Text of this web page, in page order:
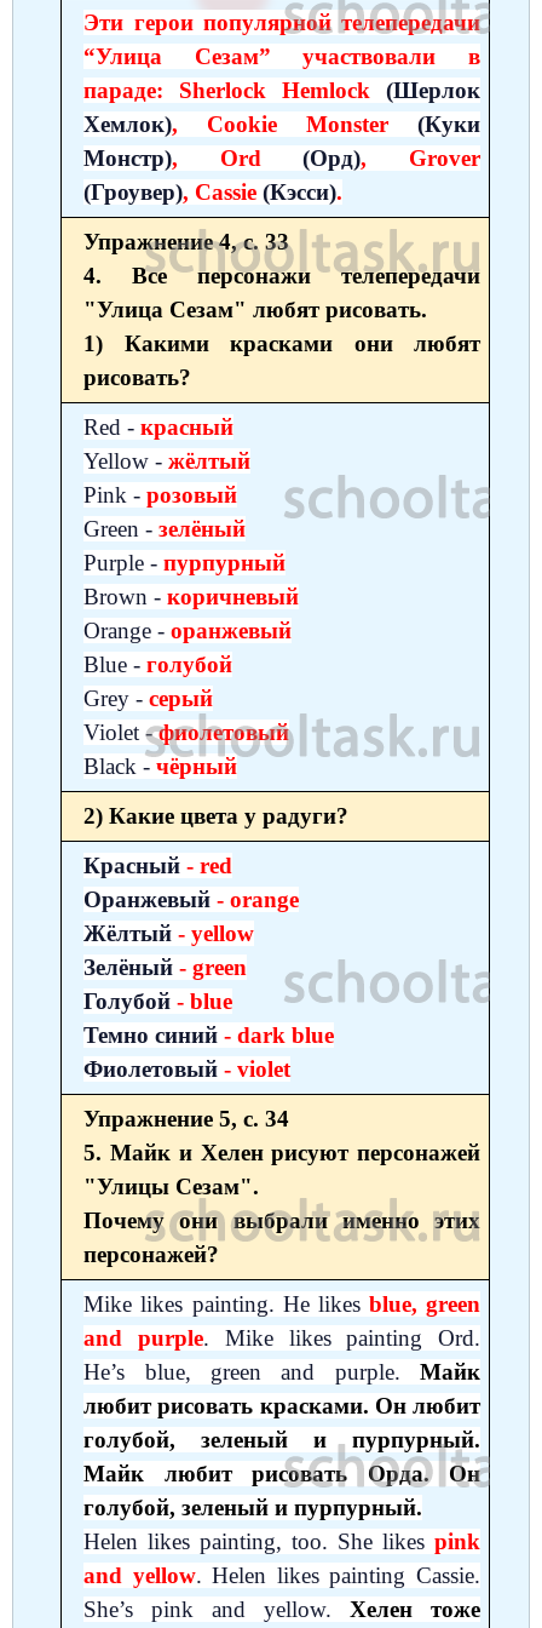
Немецкий язык
География
История
Биология
Технология
История
ОБЖ
География
Эти герои популярной телепередачи
“Улица Сезам” участвовали в
параде: Sherlock Hemlock (Шерлок
Хемлок), Cookie Monster (Куки
Монстр), Ord(Орд), Grover
(Гроувер), Cassie(Кэсси).
Упражнение 4, с. 33
4. Все персонажи телепередачи
"Улица Сезам" любят рисовать.
1) Какими красками они любят
рисовать?
Red -красный
Yellow -жёлтый
Pink -розовый
Green -зелёный
Purple - пурпурный
Brown -коричневый
Orange -оранжевый
Blue -голубой
Grey -серый
Violet -фиолетовый
Black -чёрный
2) Какие цвета у радуги?
Красный - red
Оранжевый - orange
Жёлтый - yellow
Зелёный - green
Голубой- blue
Темно синий - dark blue
Фиолетовый - violet
Упражнение 5, с. 34
5. Майк и Хелен рисуют персонажей
"Улицы Сезам".
Почему они выбрали именно этих
персонажей?
Mike likes painting. He likes blue, green
and purple. Mike likes painting Ord.
He’s blue, green and purple. Майк
любит рисовать красками. Он любит
голубой, зеленый и пурпурный.
Майк любит рисовать Орда. Он
голубой, зеленый и пурпурный.
Helen likes painting, too. She likes pink
and yellow. Helen likes painting Cassie.
She’s pink and yellow.Хелен тоже